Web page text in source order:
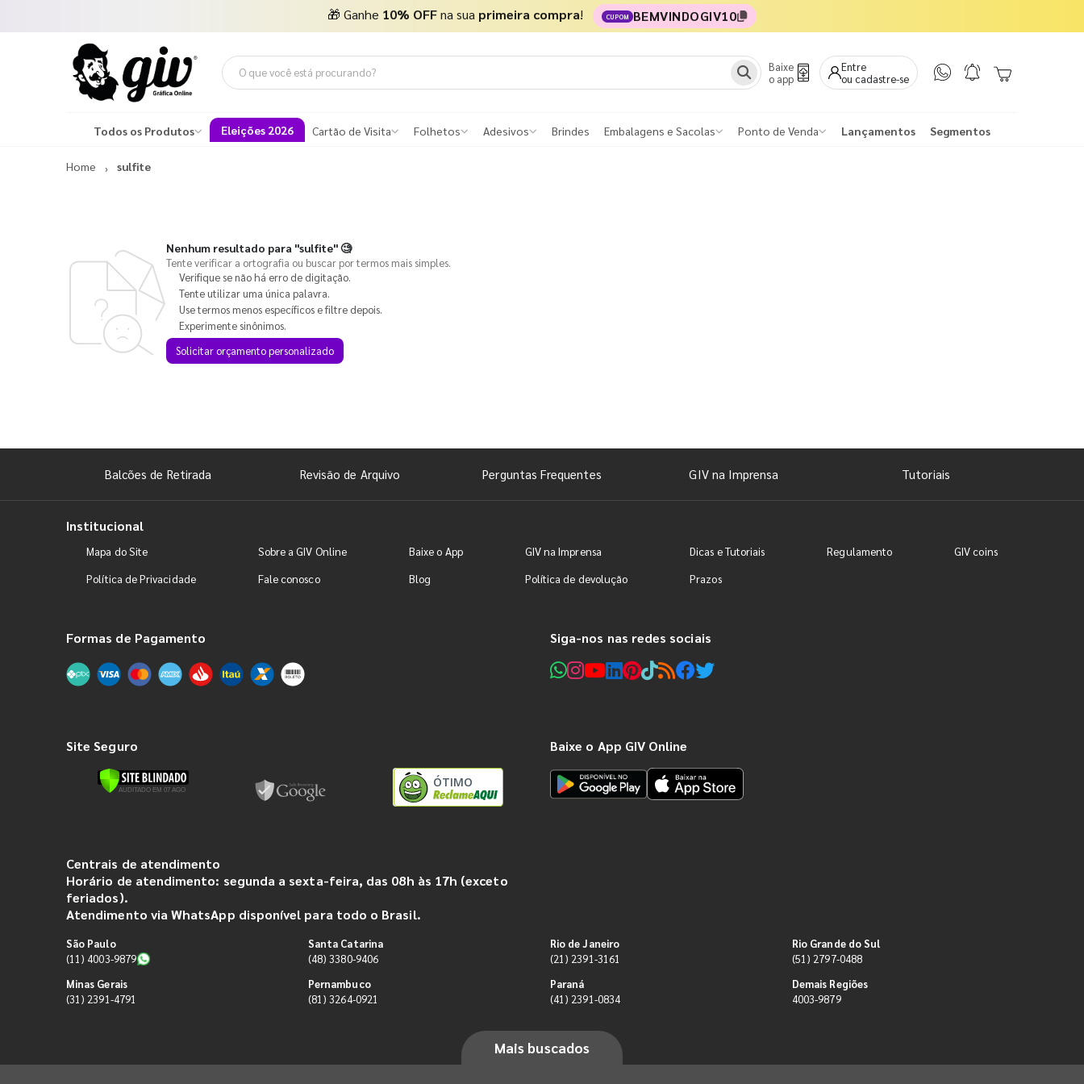
🎁 Ganhe 10% OFFna sua primeira compra! CUPOM BEMVINDOGIV10
Baixe
o app
Entre
ou cadastre-se
Todos os Produtos Eleições 2026 Cartão de Visita Folhetos Adesivos Brindes Embalagens e Sacolas Ponto de Venda Lançamentos Segmentos
Home sulfite
Nenhum resultado para "sulfite"🧐
Tente verificar a ortografia ou buscar por termos mais simples.
Verifique se não há erro de digitação.
Tente utilizar uma única palavra.
Use termos menos específicos e filtre depois.
Experimente sinônimos.
Solicitar orçamento personalizado
Balcões de Retirada Revisão de Arquivo Perguntas Frequentes GIV na Imprensa Tutoriais
Institucional
Mapa do Site Sobre a GIV Online Baixe o App GIV na Imprensa Dicas e Tutoriais Regulamento
GIV coins
Política de Privacidade
Fale conosco Blog Política de devolução Prazos
Formas de Pagamento Siga-nos nas redes sociais
Site Seguro
ÓTIMO
Baixe o App GIV Online
Centrais de atendimento
Horário de atendimento: segunda a sexta-feira, das 08h às 17h (exceto
feriados).
Atendimento via WhatsApp disponível para todo o Brasil.
São Paulo
(11) 4003-9879
Minas Gerais
(31) 2391-4791
Santa Catarina
(48) 3380-9406
Pernambuco
(81) 3264-0921
Rio de Janeiro
(21) 2391-3161
Paraná
(41) 2391-0834
Rio Grande do Sul
(51) 2797-0488
Demais Regiões
4003-9879
Mais buscados